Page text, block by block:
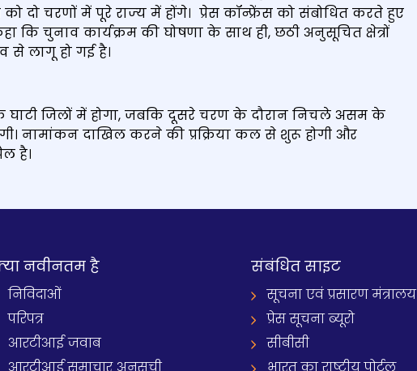
दो चरणों में पूरे राज्‍य में होंगे। प्रेस कॉन्फ्रेंस को संबोधित करते हुए
चुनाव कार्यक्रम की घोषणा के साथ ही, छठी अनुसूचित क्षेत्रों
से लागू हो गई है।
जिलों में होगा, जबकि दूसरे चरण के दौरान निचले असम के
नामांकन दाखिल करने की प्रक्रिया कल से शुरू होगी और
है।
नवीनतम है
निविदाओं
परिपत्र
आरटीआई जवाब
संबंधित साइट
सूचना एवं प्रसारण मंत्रालय
प्रेस सूचना ब्यूरो
सीबीसी